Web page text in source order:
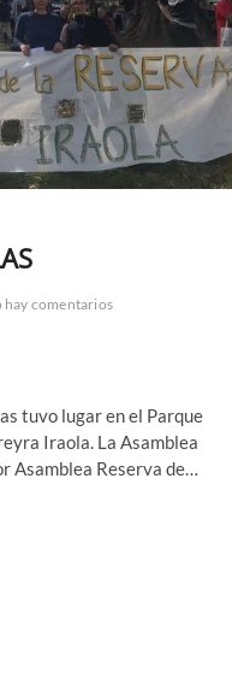
hay comentarios
tuvo lugar en el Parque
Iraola. La Asamblea
Asamblea Reserva de…